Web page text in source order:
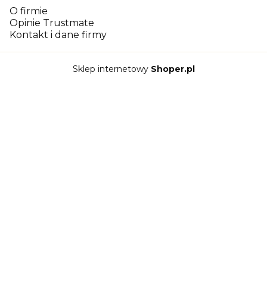
O firmie
Opinie Trustmate
Kontakt i dane firmy
Sklep internetowy Shoper.pl